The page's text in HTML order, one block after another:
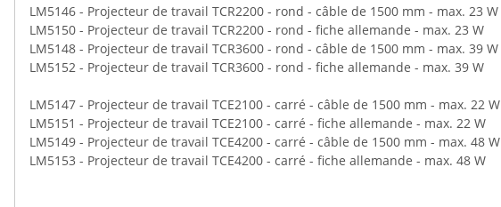
LM5146 - Projecteur de travail TCR2200 - rond - câble de 1500 mm - max. 23 W
LM5150 - Projecteur de travail TCR2200 - rond - fiche allemande - max. 23 W
LM5148 - Projecteur de travail TCR3600 - rond - câble de 1500 mm - max. 39 W
LM5152 - Projecteur de travail TCR3600 - rond - fiche allemande - max. 39 W
LM5147 - Projecteur de travail TCE2100 - carré - câble de 1500 mm - max. 22 W
LM5151 - Projecteur de travail TCE2100 - carré - fiche allemande - max. 22 W
LM5149 - Projecteur de travail TCE4200 - carré - câble de 1500 mm - max. 48 W
LM5153 - Projecteur de travail TCE4200 - carré - fiche allemande - max. 48 W